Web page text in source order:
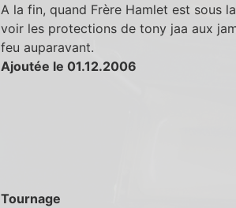
A la fin, quand Frère Hamlet est sous
voir les protections de tony jaa aux
feu auparavant.
Ajoutée le 01.12.2006
Tournage